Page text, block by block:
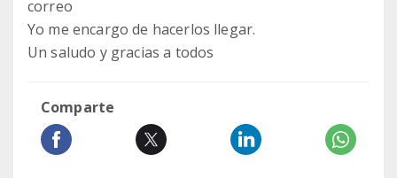
correo
Yo me encargo de hacerlos llegar.
Un saludo y gracias a todos
Comparte